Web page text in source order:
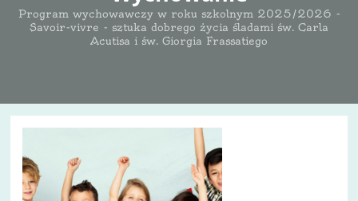
Program wychowawczy w roku szkolnym 2025/2026 -
Savoir-vivre - sztuka dobrego życia śladami św. Carla
Acutisa i św. Giorgia Frassatiego